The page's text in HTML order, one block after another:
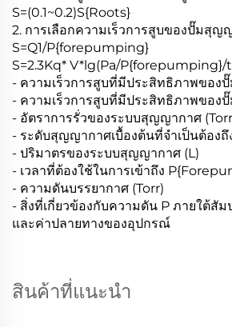
S=(0.1~0.2)S{Roots}
2. การเลือกความเร็วการสูบของปั๊มสุญ
S=Q1/P{forepumping}
S=2.3Kq* V*lg(Pa/P{forepumping}/t
- ความเร็วการสูบที่มีประสิทธิภาพของปั๊
- ความเร็วการสูบที่มีประสิทธิภาพของปั๊
- อัตราการรั่วของระบบสุญญากาศ
- ระดับสุญญากาศเบื้องต้นที่จำเป็นต้องถึ
- ปริมาตรของระบบสุญญากาศ (L)
- เวลาที่ต้องใช้ในการเข้าถึง
- ความดันบรรยากาศ (Torr)
- สิ่งที่เกี่ยวข้องกับความดัน P ภายใต้สั
และค่าปลายทางของอุปกรณ์
สินค้าที่แนะนำ